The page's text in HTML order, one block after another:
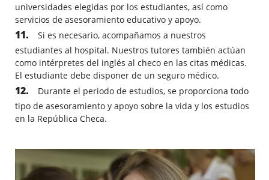
universidades elegidas por los estudiantes, así como
servicios de asesoramiento educativo y apoyo.
Si es necesario, acompañamos a nuestros
estudiantes al hospital. Nuestros tutores también actúan
como intérpretes del inglés al checo en las citas médicas.
El estudiante debe disponer de un seguro médico.
Durante el periodo de estudios, se proporciona todo
tipo de asesoramiento y apoyo sobre la vida y los estudios
en la República Checa.